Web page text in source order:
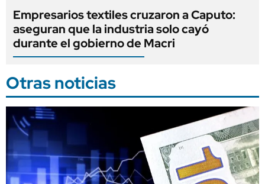
Empresarios textiles cruzaron a Caputo:
aseguran que la industria solo cayó
durante el gobierno de Macri
Otras noticias